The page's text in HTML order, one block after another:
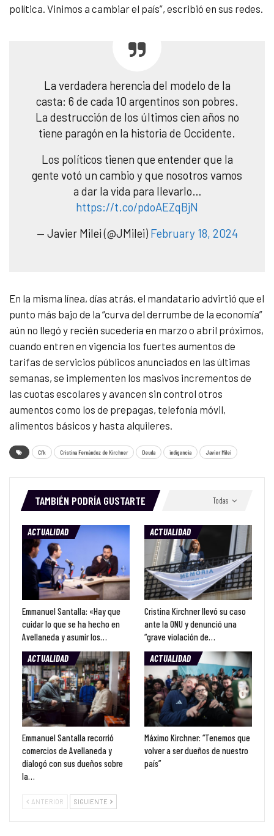
política. Vinimos a cambiar el país”, escribió en sus redes.
La verdadera herencia del modelo de la
casta: 6 de cada 10 argentinos son pobres.
La destrucción de los últimos cien años no
tiene paragón en la historia de Occidente.
Los políticos tienen que entender que la
gente votó un cambio y que nosotros vamos
a dar la vida para llevarlo…
https://t.co/pdoAEZqBjN
— Javier Milei (@JMilei) February 18, 2024
En la misma línea, días atrás, el mandatario advirtió que el
punto más bajo de la “curva del derrumbe de la economía”
aún no llegó y recién sucedería en marzo o abril próximos,
cuando entren en vigencia los fuertes aumentos de
tarifas de servicios públicos anunciados en las últimas
semanas, se implementen los masivos incrementos de
las cuotas escolares y avancen sin control otros
aumentos como los de prepagas, telefonía móvil,
alimentos básicos y hasta alquileres.
Cfk Cristina Fernández de Kirchner Deuda indigencia Javier Milei
Todas
TAMBIÉN PODRÍA GUSTARTE
ACTUALIDAD
Emmanuel Santalla: «Hay que
cuidar lo que se ha hecho en
Avellaneda y asumir los…
ACTUALIDAD
Cristina Kirchner llevó su caso
ante la ONU y denunció una
“grave violación de…
ACTUALIDAD
Emmanuel Santalla recorrió
comercios de Avellaneda y
dialogó con sus dueños sobre
la…
ACTUALIDAD
Máximo Kirchner: “Tenemos que
volver a ser dueños de nuestro
país”
ANTERIOR SIGUIENTE